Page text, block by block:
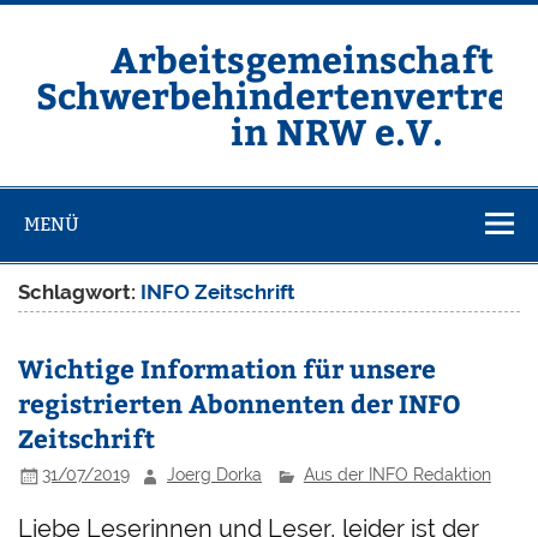
Zum
Arbeitsgemeinschaft
in NRW e.V.
MENÜ
Schlagwort: INFO Zeitschrift
Wichtige Information für unsere
registrierten Abonnenten der INFO
Zeitschrift
31/07/2019 Joerg Dorka Aus der INFO Redaktion
Liebe Leserinnen und Leser, leider ist der